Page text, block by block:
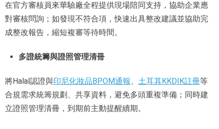
在官方審核員來華驗廠全程提供現場陪同支持，協助企業應
對審核問詢；如發現不符合項，快速出具整改建議並協助完
成整改報告，縮短複審等待時間。
多證統籌與證照管理清冊
將Halal認證與印尼化妝品BPOM通報 、 土耳其KKDIK註冊等
合規需求統籌規劃、共享資料，避免多頭重複準備；同時建
立證照管理清冊，到期前主動提醒續期。